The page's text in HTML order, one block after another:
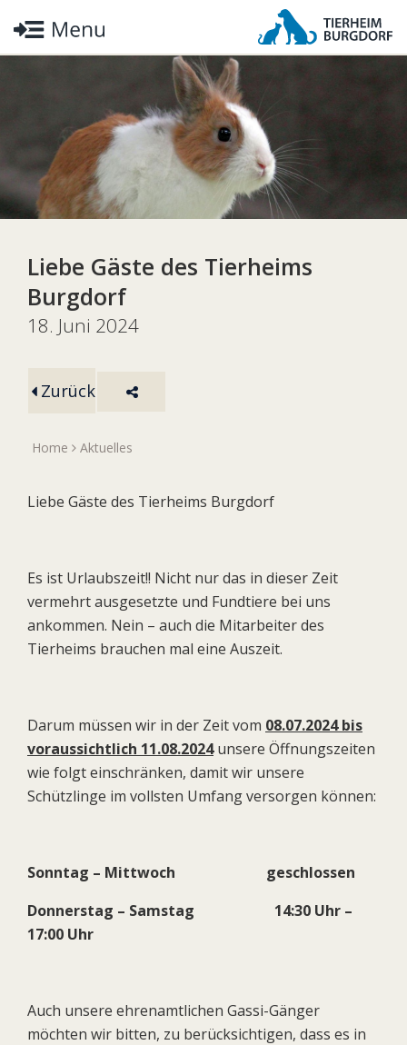
Liebe Gäste des Tierheims
Burgdorf
18. Juni 2024
Zurück
Home Aktuelles
Liebe Gäste des Tierheims Burgdorf
Es ist Urlaubszeit!! Nicht nur das in dieser Zeit
vermehrt ausgesetzte und Fundtiere bei uns
ankommen. Nein – auch die Mitarbeiter des
Tierheims brauchen mal eine Auszeit.
Darum müssen wir in der Zeit vom 08.07.2024 bis
voraussichtlich 11.08.2024unsere Öffnungszeiten
wie folgt einschränken, damit wir unsere
Schützlinge im vollsten Umfang versorgen können:
Sonntag – Mittwoch geschlossen
Donnerstag – Samstag 14:30 Uhr –
17:00 Uhr
Auch unsere ehrenamtlichen Gassi-Gänger
möchten wir bitten, zu berücksichtigen, dass es in